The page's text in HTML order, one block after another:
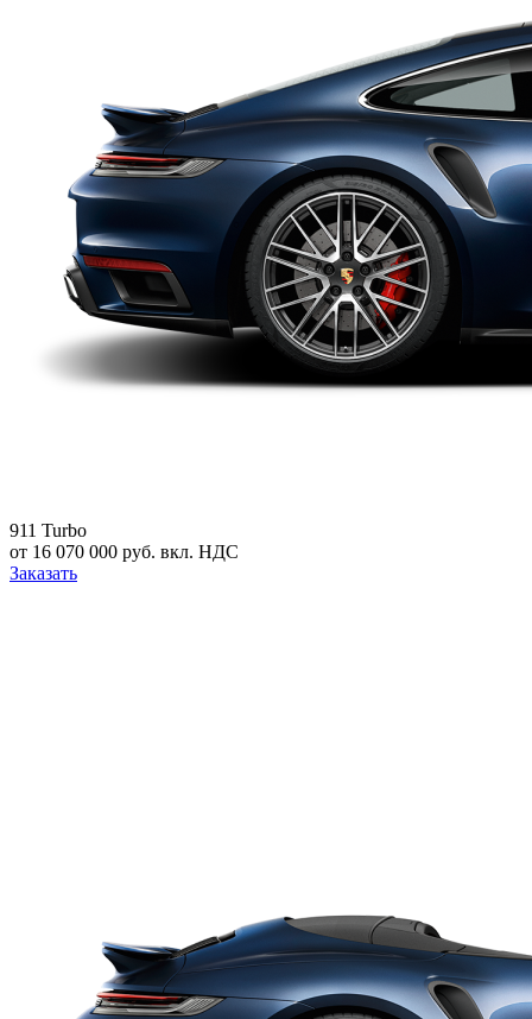
911 Turbo
от 16 070 000 руб. вкл. НДС
Заказать